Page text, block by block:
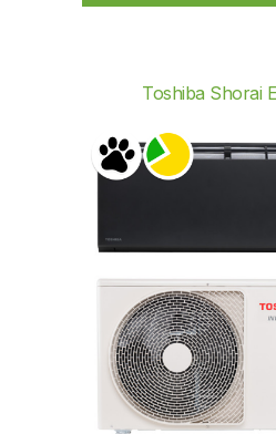
Toshiba Shorai